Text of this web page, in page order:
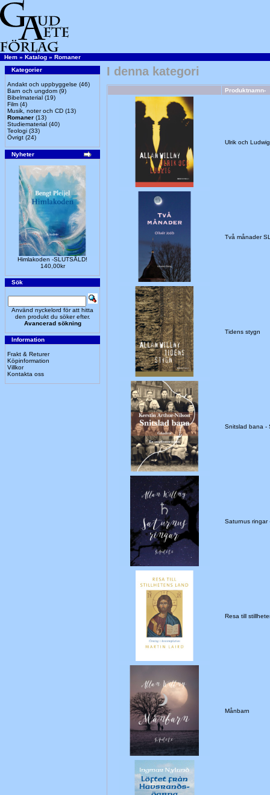
Hem » Katalog » Romaner
Kategorier
Andakt och uppbyggelse (46)
Barn och ungdom (9)
Bibelmaterial (19)
Film (4)
Musik, noter och CD (13)
Romaner (13)
Studiematerial (40)
Teologi (33)
Övrigt (24)
Nyheter
Himlakoden -SLUTSÅLD!
140,00kr
Sök
Använd nyckelord för att hitta
den produkt du söker efter.
Avancerad sökning
Information
Frakt & Returer
Köpinformation
Villkor
Kontakta oss
I denna kategori
Produktnamn-
Ulrik och
Två månader
Tidens stygn
Snitslad bana -
Saturnus ringar
Resa till
Månbarn